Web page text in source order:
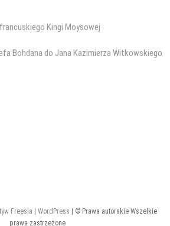
Kingi Moysowej
Bohdana do Jana Kazimierza Witkowskiego
Freesia |WordPress | © Prawa autorskie Wszelkie
prawa zastrzeżone